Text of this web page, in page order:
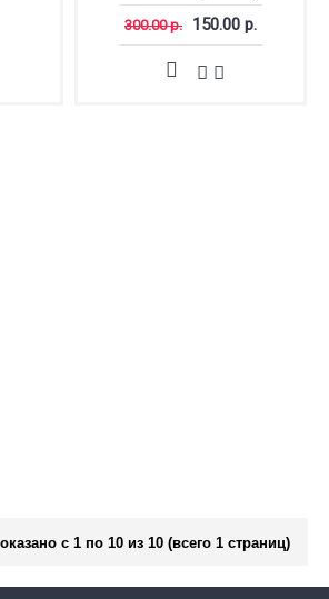
300.00 р. 150.00 р.
с 1 по 10 из 10 (всего 1 страниц)